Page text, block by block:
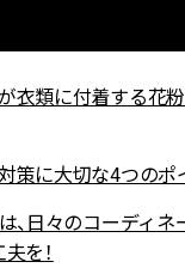
衣類に付着する花
策に大切な4つのポ
、日々のコーディネ
を！